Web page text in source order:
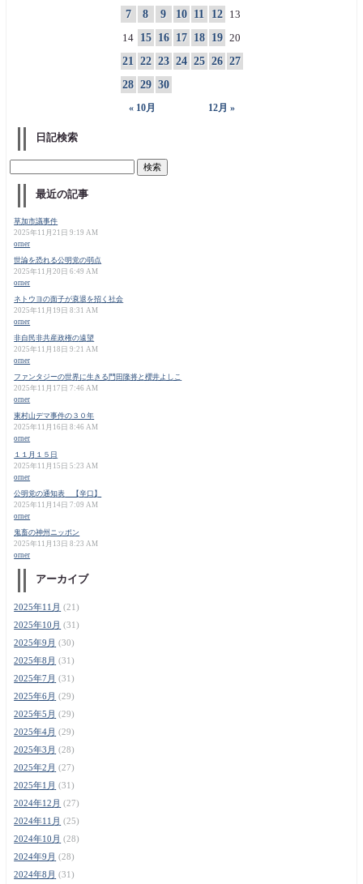
« 10月 12月 »
7
8 9 10 11 12
13
14 15 16 17 18 19 20
21
22 23 24 25 26 27
28 29 30
日記検索
最近の記事
草加市議事件
2025年11月21日 9:19 AM
orner
世論を恐れる公明党の弱点
2025年11月20日 6:49 AM
orner
ネトウヨの面子が衰退を招く社会
2025年11月19日 8:31 AM
orner
非自民非共産政権の遠望
2025年11月18日 9:21 AM
orner
ファンタジーの世界に生きる門田隆将と櫻井よしこ
2025年11月17日 7:46 AM
orner
東村山デマ事件の３０年
2025年11月16日 8:46 AM
orner
１１月１５日
2025年11月15日 5:23 AM
orner
公明党の通知表 【辛口】
2025年11月14日 7:09 AM
orner
鬼畜の神州ニッポン
2025年11月13日 8:23 AM
orner
アーカイブ
2025年11月 (21)
2025年10月 (31)
2025年9月 (30)
2025年8月 (31)
2025年7月 (31)
2025年6月 (29)
2025年5月 (29)
2025年4月 (29)
2025年3月 (28)
2025年2月 (27)
2025年1月 (31)
2024年12月 (27)
2024年11月 (25)
2024年10月 (28)
2024年9月 (28)
2024年8月 (31)